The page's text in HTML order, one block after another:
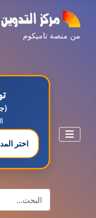
من منصة تاميكوم
اختر
البحث